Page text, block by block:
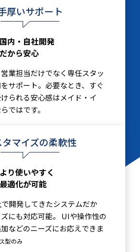
厚いサポート
国内・自社開発
だから安心
業担当だけでなく専任スタッ
サポート。必要なとき、すぐ
られる安心感はメイド・イ
ではです。
タマイズの柔軟性
より使いやすく
最適化が可能
開発してきたシステムだか
にも対応可能。 UIや操作性の
などのニーズにお応えできま
型のみ